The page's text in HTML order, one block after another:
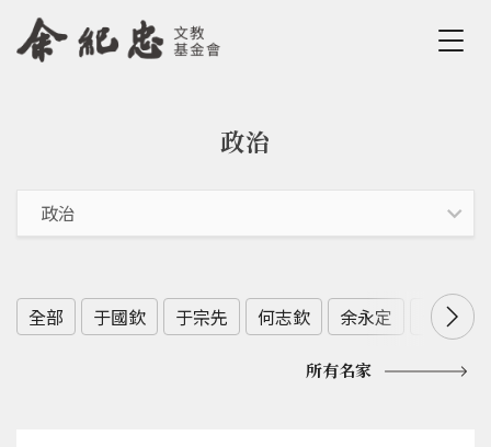
Jump to Navigation
Jump to Main content
政治
全部 于國欽 于宗先 何志欽 余永定 余範英
所有名家